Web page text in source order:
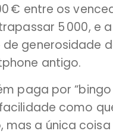
€ entre os
5 000, e
de generosidade
antigo.
paga por
como
a única